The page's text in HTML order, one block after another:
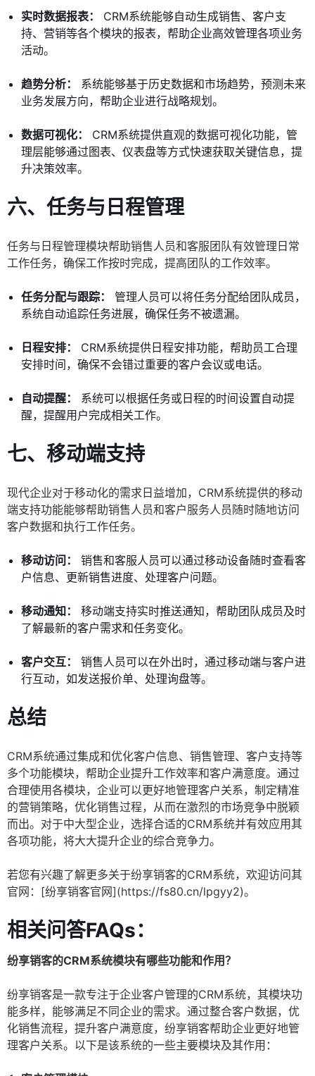
实时数据报表：
CRM系统能够自动生成销售、客户支
持、营销等各个模块的报表，帮助企业高效管理各项业务
活动。
趋势分析：
系统能够基于历史数据和市场趋势，预测未来
业务发展方向，帮助企业进行战略规划。
数据可视化：
CRM系统提供直观的数据可视化功能，管
理层能够通过图表、仪表盘等方式快速获取关键信息，提
升决策效率。
六、任务与日程管理
任务与日程管理模块帮助销售人员和客服团队有效管理日常
工作任务，确保工作按时完成，提高团队的工作效率。
任务分配与跟踪：
管理人员可以将任务分配给团队成员，
系统自动追踪任务进展，确保任务不被遗漏。
日程安排：
CRM系统提供日程安排功能，帮助员工合理
安排时间，确保不会错过重要的客户会议或电话。
自动提醒：
系统可以根据任务或日程的时间设置自动提
醒，提醒用户完成相关工作。
七、移动端支持
现代企业对于移动化的需求日益增加，CRM系统提供的移动
端支持功能能够帮助销售人员和客户服务人员随时随地访问
客户数据和执行工作任务。
移动访问：
销售和客服人员可以通过移动设备随时查看客
户信息、更新销售进度、处理客户问题。
移动通知：
移动端支持实时推送通知，帮助团队成员及时
了解最新的客户需求和任务变化。
客户交互：
销售人员可以在外出时，通过移动端与客户进
行互动，如发送报价单、处理询盘等。
总结
CRM系统通过集成和优化客户信息、销售管理、客户支持等
多个功能模块，帮助企业提升工作效率和客户满意度。通过
合理使用各模块，企业可以更好地管理客户关系，制定精准
的营销策略，优化销售过程，从而在激烈的市场竞争中脱颖
而出。对于中大型企业，选择合适的CRM系统并有效应用其
各项功能，将大大提升企业的综合竞争力。
若您有兴趣了解更多关于纷享销客的CRM系统，欢迎访问其
官网：[纷享销客官网](https://fs80.cn/lpgyy2)。
相关问答FAQs：
纷享销客的CRM系统模块有哪些功能和作用？
纷享销客是一款专注于企业客户管理的CRM系统，其模块功
能多样，能够满足不同企业的需求。通过整合客户数据，优
化销售流程，提升客户满意度，纷享销客帮助企业更好地管
理客户关系。以下是该系统的一些主要模块及其作用：